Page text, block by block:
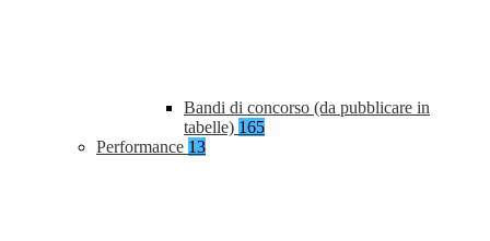
Bandi di concorso (da pubblicare in
tabelle) 165
Performance 13